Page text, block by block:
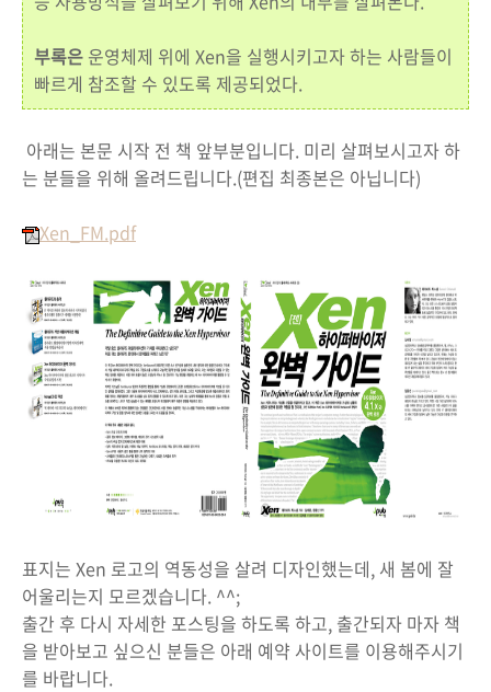
부록은 운영체제 위에 Xen을 실행시키고자 하는 사람들이
빠르게 참조할 수 있도록 제공되었다.
아래는 본문 시작 전 책 앞부분입니다. 미리 살펴보시고자 하
는 분들을 위해 올려드립니다.(편집 최종본은 아닙니다)
Xen_FM.pdf
표지는 Xen 로고의 역동성을 살려 디자인했는데, 새 봄에 잘
어울리는지 모르겠습니다. ^^;
출간 후 다시 자세한 포스팅을 하도록 하고, 출간되자 마자 책
을 받아보고 싶으신 분들은 아래 예약 사이트를 이용해주시기
를 바랍니다.